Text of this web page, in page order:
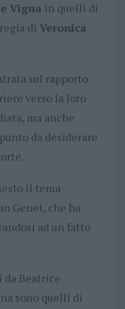
Vigna in quelli di
di Veronica
sul rapporto
verso la loro
ma anche
da desiderare
il tema
Genet, che ha
ad un fatto
Beatrice
sono quelli di